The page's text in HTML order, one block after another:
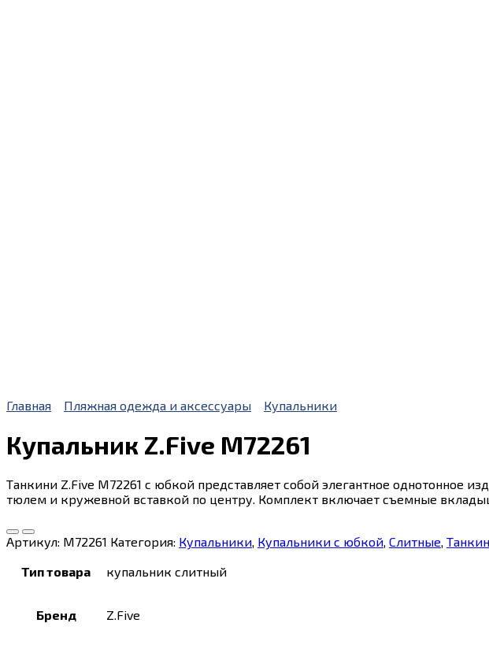
Главная Пляжная одежда и аксессуары Купальники
Купальник Z.Five M72261
Танкини Z.Five M72261 с юбкой представляет собой элегантное однотонное
тюлем и кружевной вставкой по центру. Комплект включает съемные
Артикул: M72261 Категория: Купальники, Купальники с юбкой, Слитные,
Тип товара
купальник слитный
Бренд Z.Five